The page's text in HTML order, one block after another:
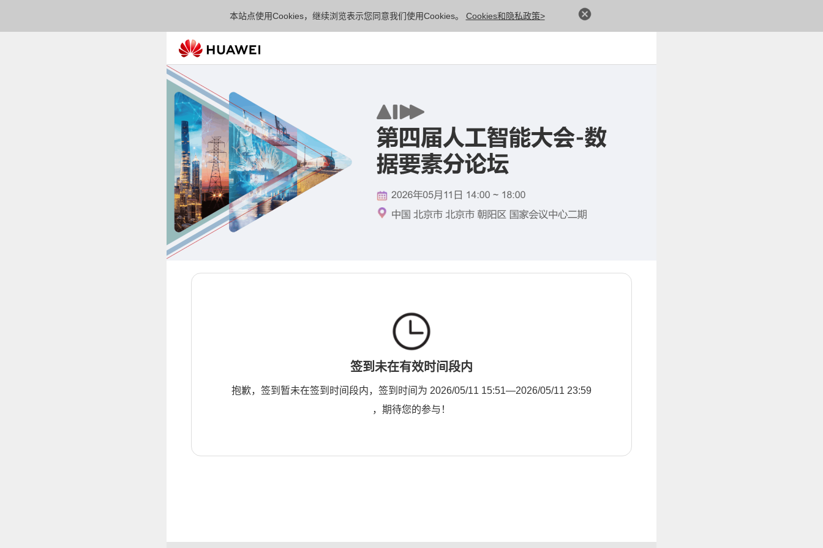
本站点使用Cookies，继续浏览表示您同意我们使用Cookies。 Cookies和隐私政策>
签到未在有效时间段内
抱歉，签到暂未在签到时间段内，签到时间为 2026/05/11 15:51—2026/05/11 23:59
，期待您的参与！